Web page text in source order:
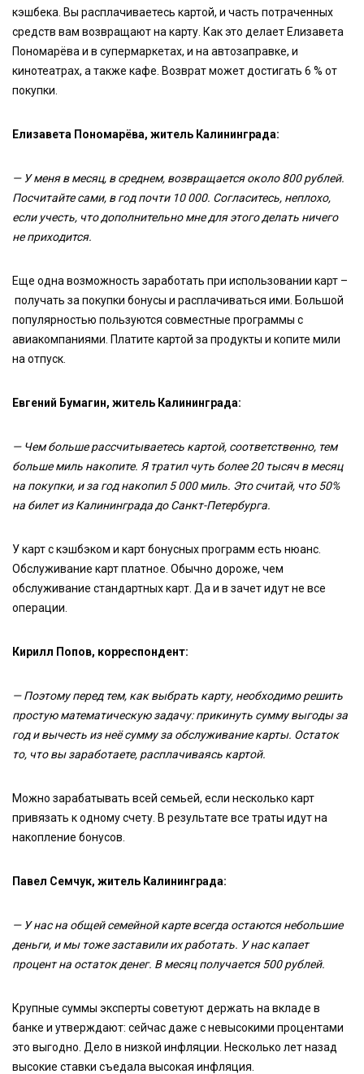
кэшбека. Вы расплачиваетесь картой, и часть потраченных
средств вам возвращают на карту. Как это делает Елизавета
Пономарёва и в супермаркетах, и на автозаправке, и
кинотеатрах, а также кафе. Возврат может достигать 6 % от
покупки.
Елизавета Пономарёва, житель Калининграда:
— У меня в месяц, в среднем, возвращается около 800 рублей.
Посчитайте сами, в год почти 10 000. Согласитесь, неплохо,
если учесть, что дополнительно мне для этого делать ничего
не приходится.
Еще одна возможность заработать при использовании карт –
получать за покупки бонусы и расплачиваться ими. Большой
популярностью пользуются совместные программы с
авиакомпаниями. Платите картой за продукты и копите мили
на отпуск.
Евгений Бумагин, житель Калининграда:
— Чем больше рассчитываетесь картой, соответственно, тем
больше миль накопите. Я тратил чуть более 20 тысяч в месяц
на покупки, и за год накопил 5 000 миль. Это считай, что 50%
на билет из Калининграда до Санкт-Петербурга.
У карт с кэшбэком и карт бонусных программ есть нюанс.
Обслуживание карт платное. Обычно дороже, чем
обслуживание стандартных карт. Да и в зачет идут не все
операции.
Кирилл Попов, корреспондент:
— Поэтому перед тем, как выбрать карту, необходимо решить
простую математическую задачу: прикинуть сумму выгоды за
год и вычесть из неё сумму за обслуживание карты. Остаток
то, что вы заработаете, расплачиваясь картой.
Можно зарабатывать всей семьей, если несколько карт
привязать к одному счету. В результате все траты идут на
накопление бонусов.
Павел Семчук, житель Калининграда:
— У нас на общей семейной карте всегда остаются небольшие
деньги, и мы тоже заставили их работать. У нас капает
процент на остаток денег. В месяц получается 500 рублей.
Крупные суммы эксперты советуют держать на вкладе в
банке и утверждают: сейчас даже с невысокими процентами
это выгодно. Дело в низкой инфляции. Несколько лет назад
высокие ставки съедала высокая инфляция.